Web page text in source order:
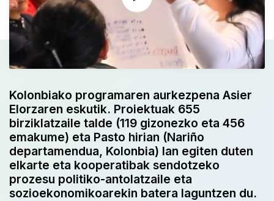
Kolonbiako programaren aurkezpena Asier
Elorzaren eskutik. Proiektuak 655
birziklatzaile talde (119 gizonezko eta 456
emakume) eta Pasto hirian (Nariño
departamendua, Kolonbia) lan egiten duten
elkarte eta kooperatibak sendotzeko
prozesu politiko-antolatzaile eta
sozioekonomikoarekin batera laguntzen du.